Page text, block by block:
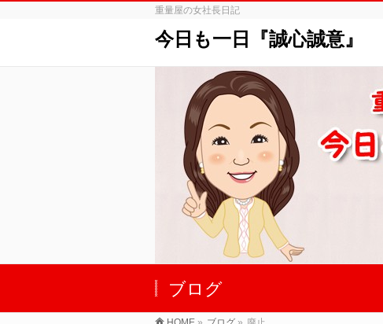
重量屋の女社長日記
今日も一日『誠心誠意』
ブログ